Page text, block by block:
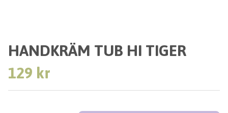
HANDKRÄM TUB HI TIGER
129 kr